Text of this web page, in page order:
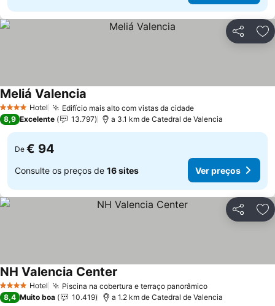
Partilhar
4 EstrelasHotel Edifício mais alto com vistas da cidadeVer preços
Meliá Valencia
8,9 Excelente 13.797 a 3.1 km de Catedral de Valencia
De € 94
Consulte os preços de 16 sites Ver preços
Partilhar
4 EstrelasHotel Piscina na cobertura e terraço panorâmicoVer preços
NH Valencia Center
8,4 Muito boa 10.419 a 1.2 km de Catedral de Valencia